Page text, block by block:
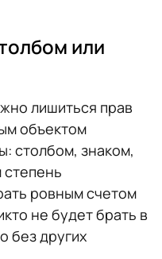
или
лишиться прав
объектом
столбом, знаком,
степень
ровным счетом
не будет брать в
без других